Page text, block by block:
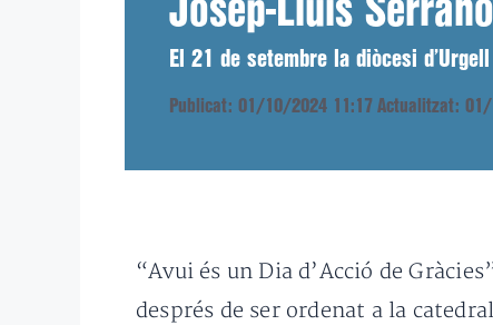
Josep-Lluís
El 21 de setembre la diòcesi
Publicat: 01/10/2024 11:17 Actualitzat:
“Avui és un Dia d’Acció de
després de ser ordenat a la